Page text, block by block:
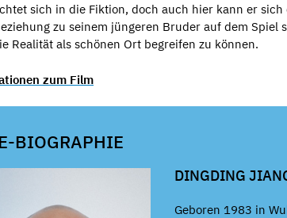
sich in die Fiktion, doch auch hier kann er
zu seinem jüngeren Bruder auf dem
Realität als schönen Ort begreifen zu können.
zum Film
BIOGRAPHIE
DINGDING
Geboren 1983 in